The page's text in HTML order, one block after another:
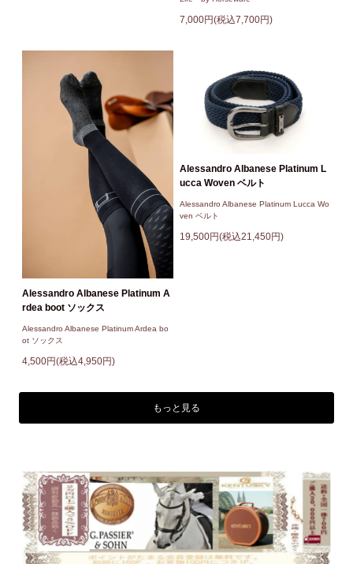
7,000円(税込7,700円)
Alessandro Albanese Platinum A
rdea boot ソックス
Alessandro Albanese Platinum Ardea bo
ot ソックス
4,500円(税込4,950円)
Alessandro Albanese Platinum L
ucca Woven ベルト
Alessandro Albanese Platinum Lucca Wo
ven ベルト
19,500円(税込21,450円)
もっと見る